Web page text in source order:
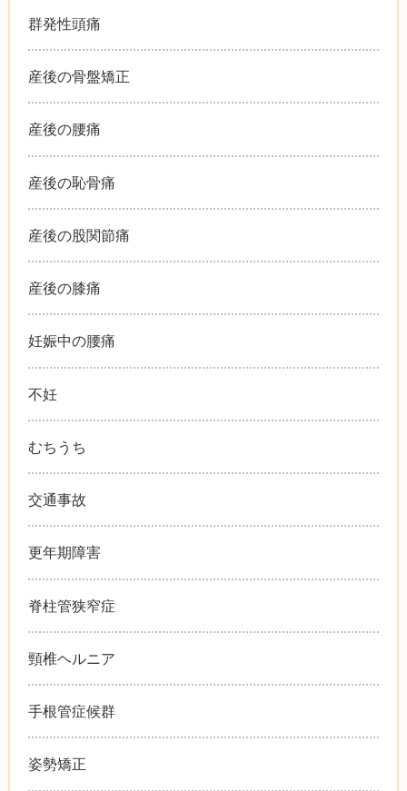
群発性頭痛
産後の骨盤矯正
産後の腰痛
産後の恥骨痛
産後の股関節痛
産後の膝痛
妊娠中の腰痛
不妊
むちうち
交通事故
更年期障害
脊柱管狭窄症
頸椎ヘルニア
手根管症候群
姿勢矯正